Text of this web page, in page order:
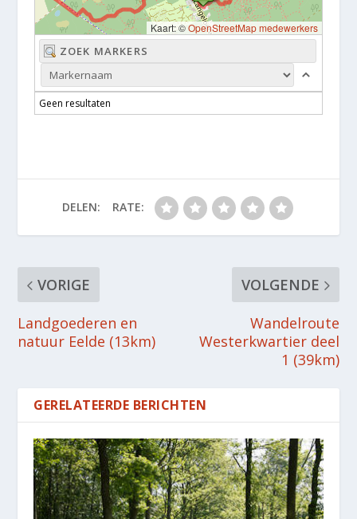
Kaart: ©OpenStreetMap medewerkers
Geen resultaten
DELEN: RATE:
VORIGE
Landgoederen en
natuur Eelde (13km)
VOLGENDE
Wandelroute
Westerkwartier deel
1 (39km)
GERELATEERDE BERICHTEN